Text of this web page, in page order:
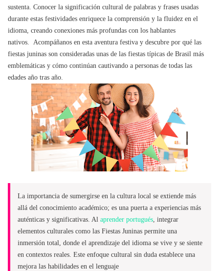
sustenta. Conocer la significación cultural de palabras y frases usadas
durante estas festividades enriquece la comprensión y la fluidez en el
idioma, creando conexiones más profundas con los hablantes
nativos. Acompáñanos en esta aventura festiva y descubre por qué las
fiestas juninas son consideradas unas de las fiestas típicas de Brasil más
emblemáticas y cómo continúan cautivando a personas de todas las
edades año tras año.
La importancia de sumergirse en la cultura local se extiende más
allá del conocimiento académico; es una puerta a experiencias más
auténticas y significativas. Al aprender portugués, integrar
elementos culturales como las Fiestas Juninas permite una
inmersión total, donde el aprendizaje del idioma se vive y se siente
en contextos reales. Este enfoque cultural sin duda establece una
mejora las habilidades en el lenguaje